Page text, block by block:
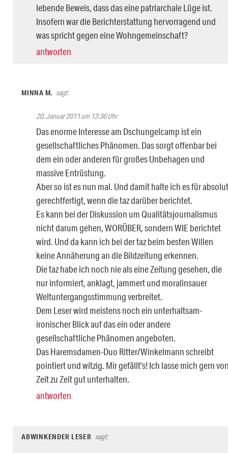
lebende Beweis, dass das eine patriarchale Lüge ist.
Insofern war die Berichterstattung hervorragend und
was spricht gegen eine Wohngemeinschaft?
antworten
MINNA M. sagt:
20. Januar 2011 um 13:36 Uhr
Das enorme Interesse am Dschungelcamp ist ein
gesellschaftliches Phänomen. Das sorgt offenbar bei
dem ein oder anderen für großes Unbehagen und
massive Entrüstung.
Aber so ist es nun mal. Und damit halte ich es für absolut
gerechtfertigt, wenn die taz darüber berichtet.
Es kann bei der Diskussion um Qualitätsjournalismus
nicht darum gehen, WORÜBER, sondern WIE berichtet
wird. Und da kann ich bei der taz beim besten Willen
keine Annäherung an die Bildzeitung erkennen.
Die taz habe ich noch nie als eine Zeitung gesehen, die
nur informiert, anklagt, jammert und moralinsauer
Weltuntergangsstimmung verbreitet.
Dem Leser wird meistens noch ein unterhaltsam-
ironischer Blick auf das ein oder andere
gesellschaftliche Phänomen angeboten.
Das Haremsdamen-Duo Ritter/Winkelmann schreibt
pointiert und witzig. Mir gefällt’s! Ich lasse mich gern
Zeit zu Zeit gut unterhalten.
antworten
ABWINKENDER LESER sagt: